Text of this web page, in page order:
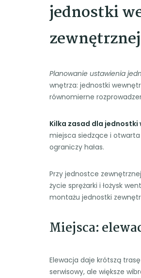
jednostki
zewnętrznej
Planowanie ustawienia
wnętrza: jednostki
równomierne
Kilka zasad dla jednostki
miejsca siedzące i
ograniczy hałas.
Przy jednostce
życie sprężarki i łożysk
montażu jednostki
Miejsca:
Elewacja daje krótszą
serwisowy, ale większe